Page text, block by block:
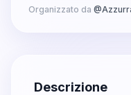
Organizzato da @
Descrizione